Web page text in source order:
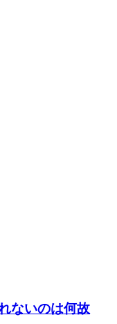
ないのは何故